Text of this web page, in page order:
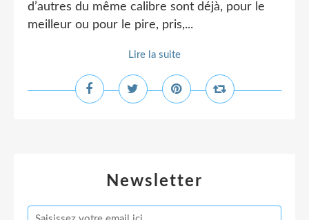
d’autres du même calibre sont déjà, pour le
meilleur ou pour le pire, pris,...
Lire la suite
Newsletter